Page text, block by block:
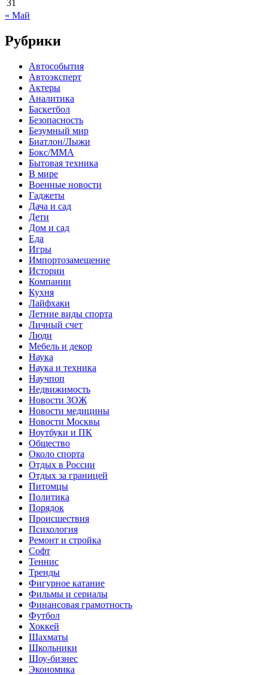
31
« Май
Рубрики
Автособытия
Автоэксперт
Актеры
Аналитика
Баскетбол
Безопасность
Безумный мир
Биатлон/Лыжи
Бокс/MMA
Бытовая техника
В мире
Военные новости
Гаджеты
Дача и сад
Дети
Дом и сад
Еда
Игры
Импортозамещение
Истории
Компании
Кухня
Лайфхаки
Летние виды спорта
Личный счет
Люди
Мебель и декор
Наука
Наука и техника
Научпоп
Недвижимость
Новости ЗОЖ
Новости медицины
Новости Москвы
Ноутбуки и ПК
Общество
Около спорта
Отдых в России
Отдых за границей
Питомцы
Политика
Порядок
Происшествия
Психология
Ремонт и стройка
Софт
Теннис
Тренды
Фигурное катание
Фильмы и сериалы
Финансовая грамотность
Футбол
Хоккей
Шахматы
Школьники
Шоу-бизнес
Экономика